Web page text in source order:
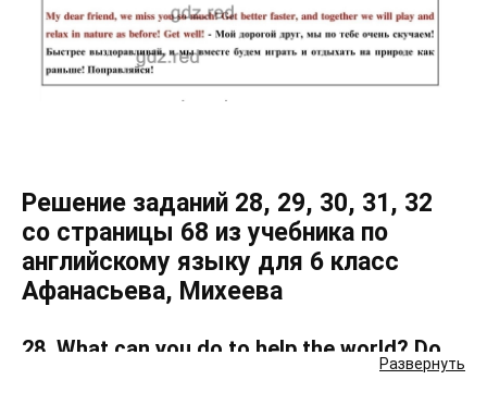
Развернуть
Решение заданий 28, 29, 30, 31, 32
со страницы 68 из учебника по
английскому языку для 6 класс
Афанасьева, Михеева
28. What can you do to help the world? Do
you think these words of advice can help?